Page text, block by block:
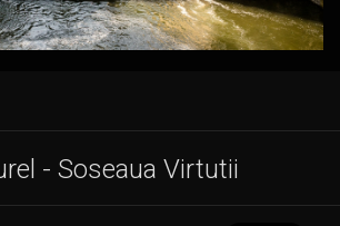
- Soseaua Virtutii